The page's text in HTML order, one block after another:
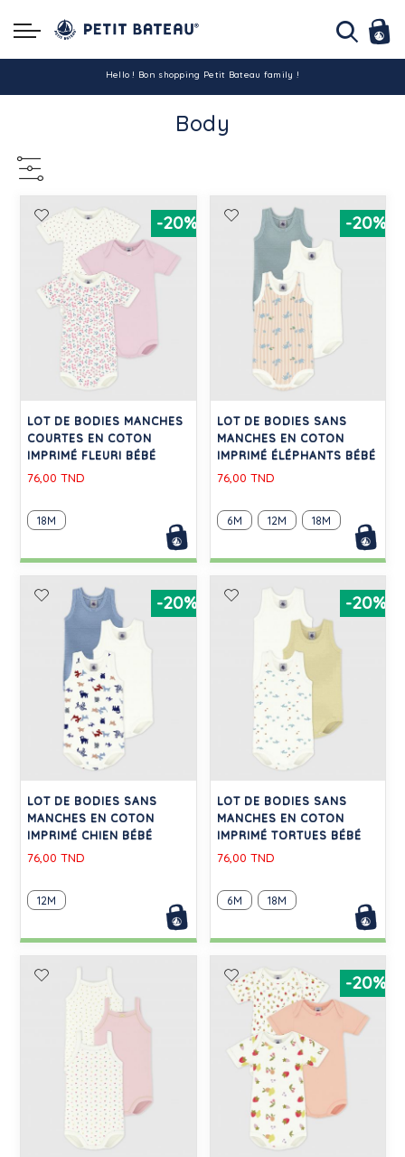
Hello ! Bon shopping Petit Bateau family !
La livraison est assurée partout en Tunisie !
Body
-20%
LOT DE BODIES MANCHES
COURTES EN COTON
IMPRIMÉ FLEURI BÉBÉ
76,00 TND
18M
-20%
LOT DE BODIES SANS
MANCHES EN COTON
IMPRIMÉ ÉLÉPHANTS BÉBÉ
76,00 TND
6M 12M 18M
-20%
LOT DE BODIES SANS
MANCHES EN COTON
IMPRIMÉ CHIEN BÉBÉ
76,00 TND
12M
-20%
LOT DE BODIES SANS
MANCHES EN COTON
IMPRIMÉ TORTUES BÉBÉ
76,00 TND
6M 18M
-20%